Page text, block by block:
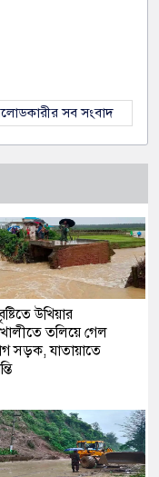
সব সংবাদ
উখিয়ার
তলিয়ে গেল
সড়ক, যাতায়াতে